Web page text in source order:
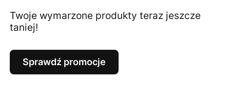
Twoje wymarzone produkty teraz jeszcze
taniej!
Sprawdź promocje